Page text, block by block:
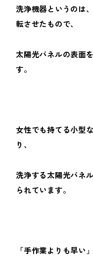
洗浄機器というのは
転させたもので、
太陽光パネルの表面
す。
女性でも持てる小型
り、
洗浄する太陽光パネ
られています。
「手作業よりも早い